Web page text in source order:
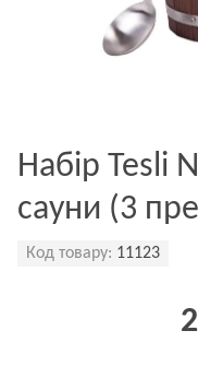
Набір Tesli
сауни (3
Код товару: 11123